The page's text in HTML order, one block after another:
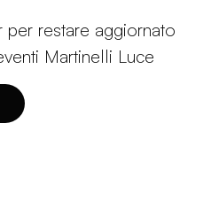
per restare aggiornato
Martinelli Luce